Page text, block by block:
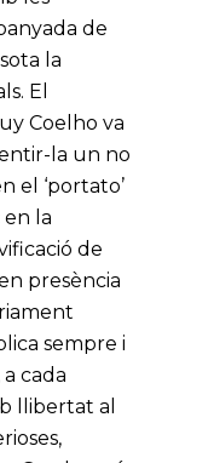
de
la
El
Coelho va
la un no
el ‘portato’
en la
de
presència
sempre i
cada
llibertat al